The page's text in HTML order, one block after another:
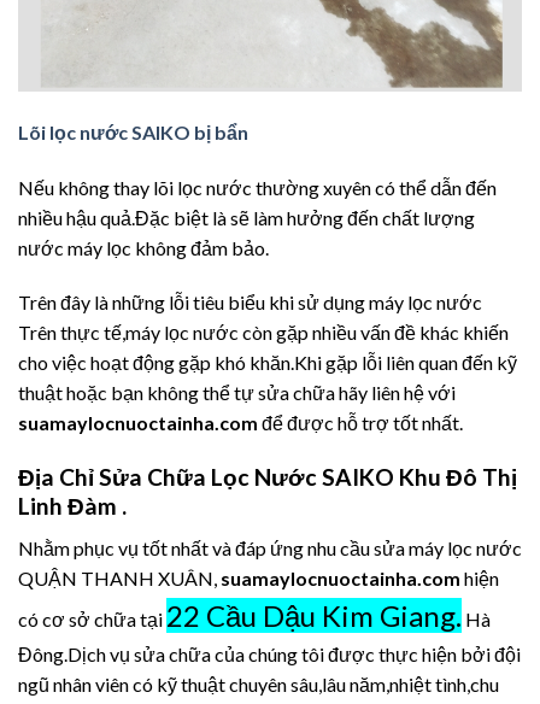
Lõi lọc nước SAIKO bị bẩn
Nếu không thay lõi lọc nước thường xuyên có thể dẫn đến
nhiều hậu quả.Đặc biệt là sẽ làm hưởng đến chất lượng
nước máy lọc không đảm bảo.
Trên đây là những lỗi tiêu biểu khi sử dụng máy lọc nước
Trên thực tế,máy lọc nước còn gặp nhiều vấn đề khác khiến
cho việc hoạt động gặp khó khăn.Khi gặp lỗi liên quan đến kỹ
thuật hoặc bạn không thể tự sửa chữa hãy liên hệ với
suamaylocnuoctainha.com để được hỗ trợ tốt nhất.
Địa Chỉ Sửa Chữa Lọc Nước SAIKO Khu Đô Thị
Linh Đàm .
Nhằm phục vụ tốt nhất và đáp ứng nhu cầu sửa máy lọc nước
QUẬN THANH XUÂN, suamaylocnuoctainha.com hiện
có cơ sở chữa tại 22 Cầu Dậu Kim Giang. Hà
Đông.Dịch vụ sửa chữa của chúng tôi được thực hiện bởi đội
ngũ nhân viên có kỹ thuật chuyên sâu,lâu năm,nhiệt tình,chu